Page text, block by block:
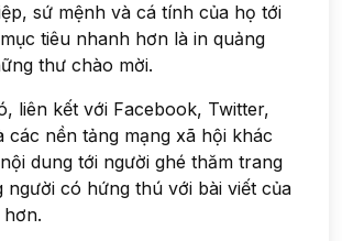
sứ mệnh và cá tính của họ tới
tiêu nhanh hơn là in quảng
thư chào mời.
liên kết với Facebook, Twitter,
các nền tảng mạng xã hội khác
dung tới người ghé thăm trang
người có hứng thú với bài viết của
hơn.